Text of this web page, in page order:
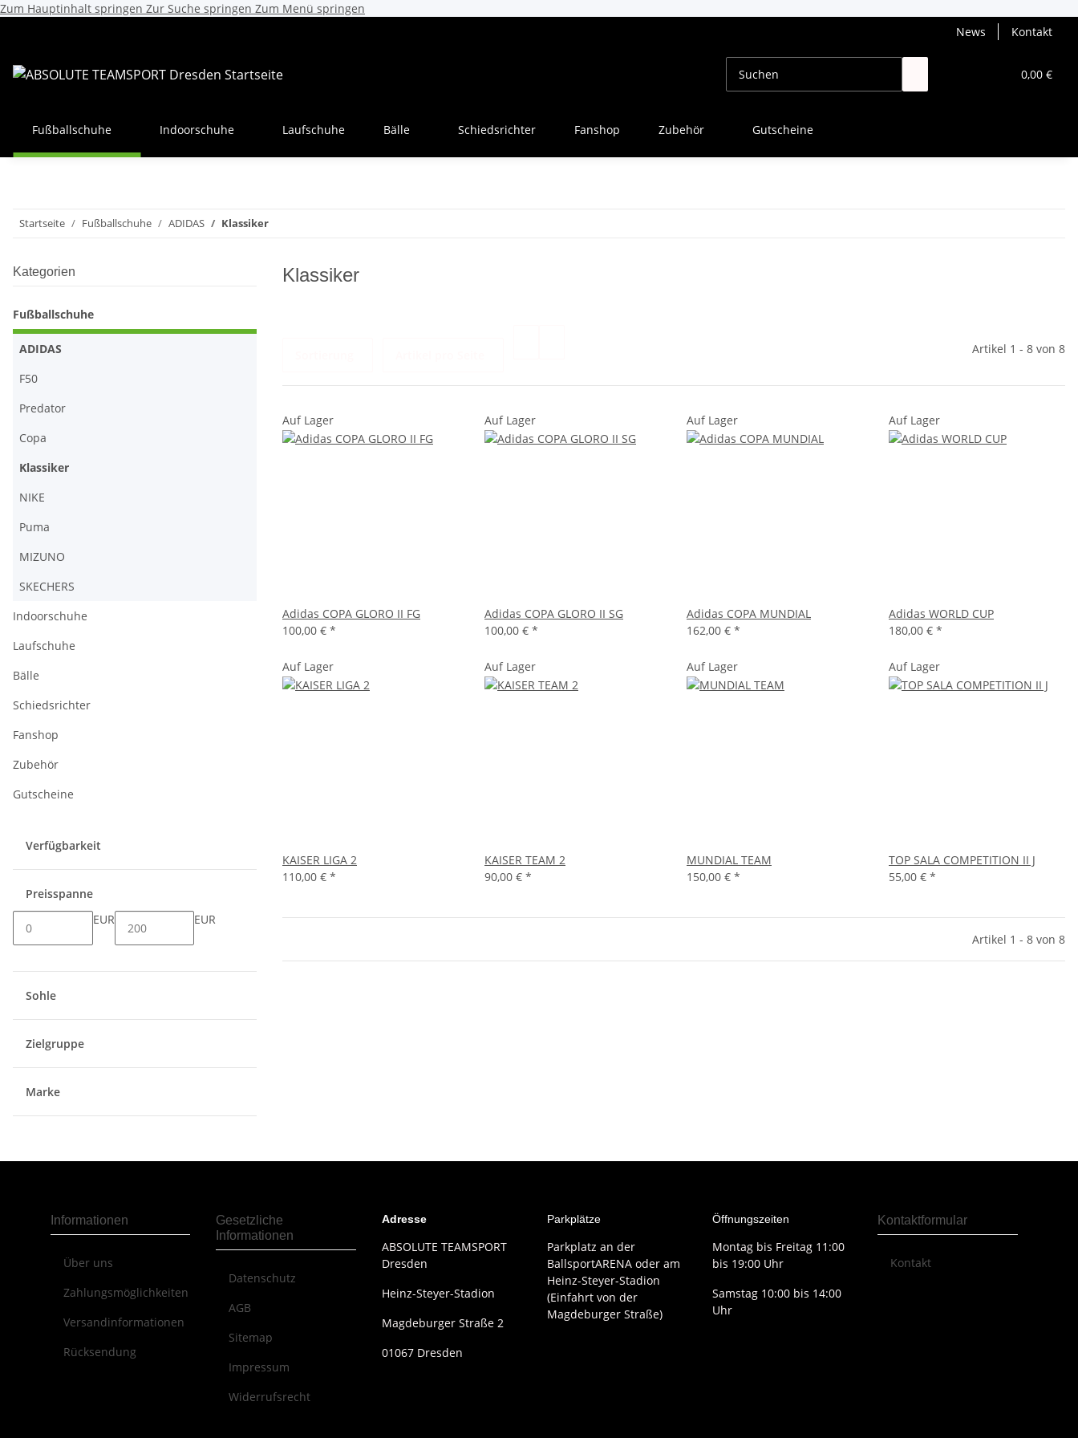
Zum Hauptinhalt springen Zur Suche springen Zum Menü springen
News
Kontakt
0,00 €
Fußballschuhe Indoorschuhe Laufschuhe Bälle Schiedsrichter Fanshop Zubehör Gutscheine
Startseite Fußballschuhe ADIDAS Klassiker
Klassiker
Artikel 1 - 8 von 8
Auf Lager
Adidas COPA GLORO II FG
100,00 € *
Auf Lager
Adidas COPA GLORO II SG
100,00 € *
Auf Lager
Adidas COPA MUNDIAL
162,00 € *
Auf Lager
Adidas WORLD CUP
180,00 € *
Auf Lager
KAISER LIGA 2
110,00 € *
Auf Lager
KAISER TEAM 2
90,00 € *
Auf Lager
MUNDIAL TEAM
150,00 € *
Auf Lager
TOP SALA COMPETITION II J
55,00 € *
Artikel 1 - 8 von 8
Kategorien
Fußballschuhe
ADIDAS
F50
Predator
Copa
Klassiker
NIKE
Puma
MIZUNO
SKECHERS
Indoorschuhe
Laufschuhe
Bälle
Schiedsrichter
Fanshop
Zubehör
Gutscheine
Verfügbarkeit
Preisspanne
EUR
EUR
Sohle
Zielgruppe
Marke
Informationen
Über uns
Zahlungsmöglichkeiten
Versandinformationen
Rücksendung
Gesetzliche
Informationen
Datenschutz
AGB
Sitemap
Impressum
Widerrufsrecht
Adresse
ABSOLUTE TEAMSPORT
Dresden
Heinz-Steyer-Stadion
Magdeburger Straße 2
01067 Dresden
Parkplätze
Parkplatz an der
BallsportARENA oder am
Heinz-Steyer-Stadion
(Einfahrt von der
Magdeburger Straße)
Öffnungszeiten
Montag bis Freitag 11:00
bis 19:00 Uhr
Samstag 10:00 bis 14:00
Uhr
Kontaktformular
Kontakt